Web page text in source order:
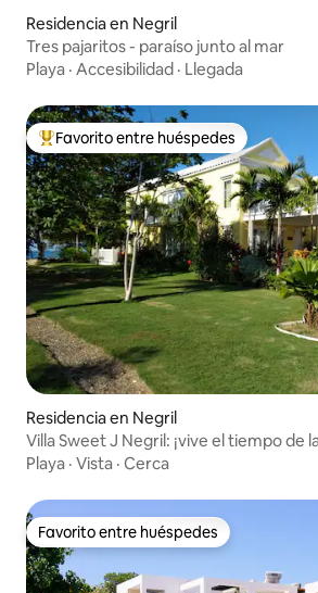
Residencia en Negril
Tres pajaritos - paraíso junto al mar
Playa · Accesibilidad · Llegada
De los mejores en Favorito entre
Favorito entre huéspedes
Residencia en Negril
Villa Sweet J Negril: ¡vive el tiempo de
Playa · Vista · Cerca
Favorito entre huéspedes
Favorito entre huéspedes